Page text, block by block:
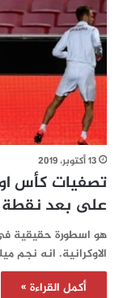
13 أكتوبر، 2019
على بعد نقطة
هو اسطورة حقيقية
الاوكرانية. انه نجم
أكمل القراءة »